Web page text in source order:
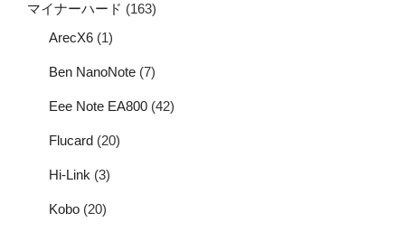
マイナーハード (163)
ArecX6 (1)
Ben NanoNote (7)
Eee Note EA800 (42)
Flucard (20)
Hi-Link (3)
Kobo (20)